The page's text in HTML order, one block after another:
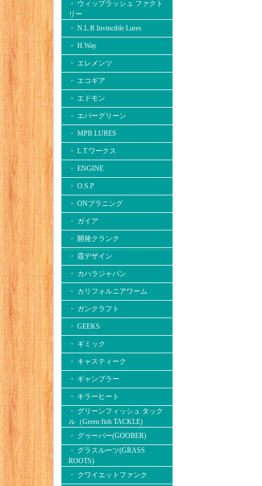
・ ウィップラッシュ ファクト
リー
・ N.L.R Invincible Lures
・ H.Way
・ エレメンツ
・ エコギア
・ エドモン
・ エバーグリーン
・ MPB LURES
・ L.T.ワークス
・ ENGINE
・ O.S.P
・ ONプラニング
・ ガイア
・ 開発クランク
・ 霞デザイン
・ カハラジャパン
・ カリフォルニアワーム
・ ガンクラフト
・ GEEKS
・ ギミック
・ キャスティーク
・ ギャンブラー
・ キラーヒート
・ グリーンフィッシュ タック
ル（Green fish TACKLE)
・ グゥーバー(GOOBER)
・ グラスルーツ(GRASS
ROOTS)
・ クワイエットファンク